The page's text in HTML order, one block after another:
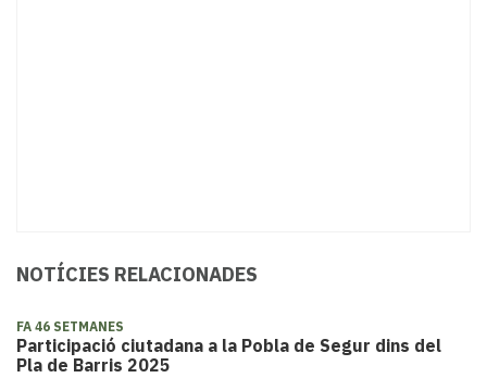
NOTÍCIES RELACIONADES
FA 46 SETMANES
Participació ciutadana a la Pobla de Segur dins del
Pla de Barris 2025